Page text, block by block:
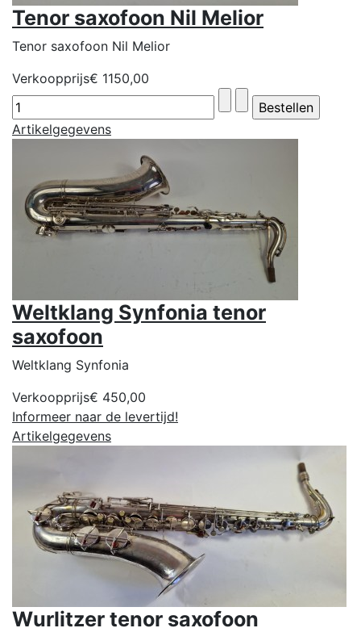
Tenor saxofoon Nil Melior
Tenor saxofoon Nil Melior
Verkoopprijs€ 1150,00
Artikelgegevens
Weltklang Synfonia tenor
saxofoon
Weltklang Synfonia
Verkoopprijs€ 450,00
Informeer naar de levertijd!
Artikelgegevens
Wurlitzer tenor saxofoon